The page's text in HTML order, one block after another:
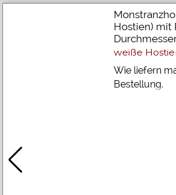
Hostien) mit
weiße
Wie liefern
Bestellung.